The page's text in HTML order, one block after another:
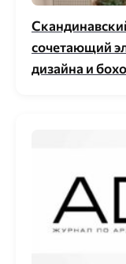
сочетающий
дизайна и